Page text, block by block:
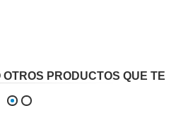
PRODUCTOS QUE TE